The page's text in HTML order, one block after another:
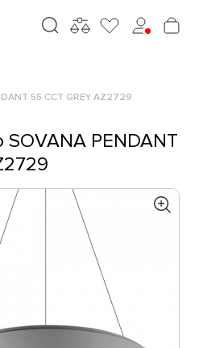
55 CCT GREY AZ2729
PENDANT